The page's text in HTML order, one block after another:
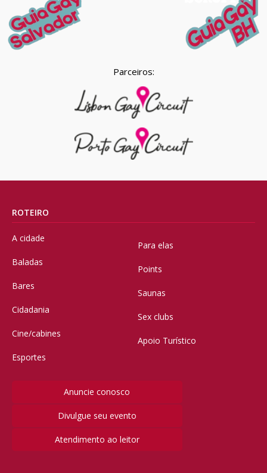
Parceiros:
ROTEIRO
A cidade
Baladas
Bares
Cidadania
Cine/cabines
Esportes
Para elas
Points
Saunas
Sex clubs
Apoio Turístico
Anuncie conosco
Divulgue seu evento
Atendimento ao leitor